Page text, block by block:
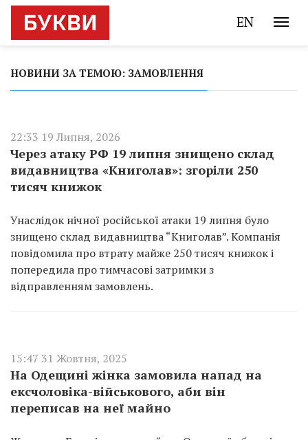
EN
НОВИНИ ЗА ТЕМОЮ: ЗАМОВЛЕННЯ
22:33 19 Липня, 2026
Через атаку РФ 19 липня знищено склад
видавництва «Книголав»: згоріли 250
тисяч книжок
Унаслідок нічної російської атаки 19 липня було
знищено склад видавництва “Книголав”. Компанія
повідомила про втрату майже 250 тисяч книжок і
попередила про тимчасові затримки з
відправленням замовлень.
15:47 31 Жовтня, 2025
На Одещині жінка замовила напад на
ексчоловіка-військового, аби він
переписав на неї майно